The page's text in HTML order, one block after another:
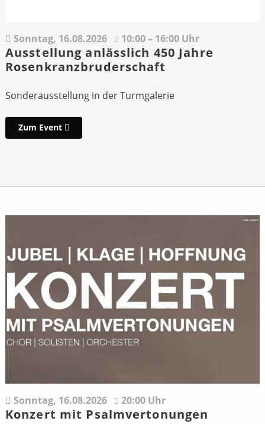
Sonntag, 16.08.2026 10:00 – 16:00 Uhr
Ausstellung anlässlich 450 Jahre
Rosenkranzbruderschaft
Sonderausstellung in der Turmgalerie
Zum Event
Sonntag, 16.08.2026 20:00 Uhr
Konzert mit Psalmvertonungen